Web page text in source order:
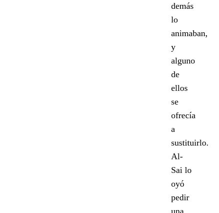
demás
lo
animaban,
y
alguno
de
ellos
se
ofrecía
a
sustituirlo.
Al-
Sai lo
oyó
pedir
una